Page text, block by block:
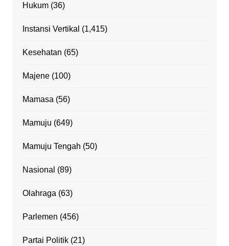
Hukum(36)
Instansi Vertikal (1,415)
Kesehatan (65)
Majene(100)
Mamasa (56)
Mamuju (649)
Mamuju Tengah (50)
Nasional (89)
Olahraga (63)
Parlemen (456)
Partai Politik(21)